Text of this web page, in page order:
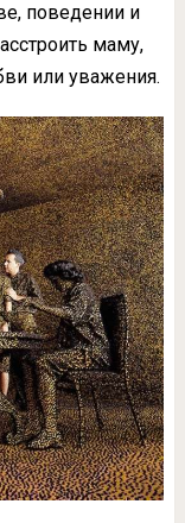
поведении и
маму,
или уважения.